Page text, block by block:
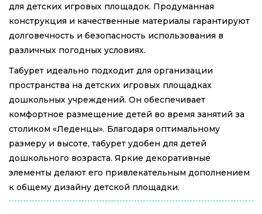
для детских игровых площадок. Продуманная
конструкция и качественные материалы гарантируют
долговечность и безопасность использования в
различных погодных условиях.
Табурет идеально подходит для организации
пространства на детских игровых площадках
дошкольных учреждений. Он обеспечивает
комфортное размещение детей во время занятий за
столиком «Леденцы». Благодаря оптимальному
размеру и высоте, табурет удобен для детей
дошкольного возраста. Яркие декоративные
элементы делают его привлекательным дополнением
к общему дизайну детской площадки.